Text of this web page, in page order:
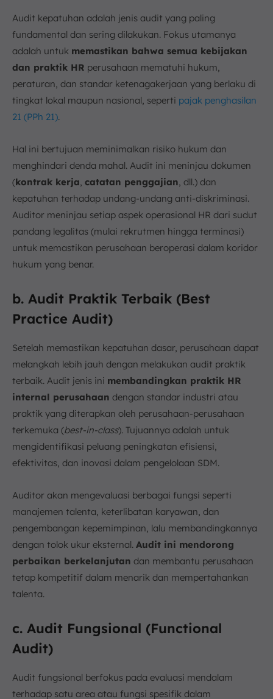
Audit kepatuhan adalah jenis audit yang paling
fundamental dan sering dilakukan. Fokus utamanya
adalah untuk memastikan bahwa semua kebijakan
dan praktik HR perusahaan mematuhi hukum,
peraturan, dan standar ketenagakerjaan yang berlaku di
tingkat lokal maupun nasional, seperti pajak penghasilan
21 (PPh 21).
Hal ini bertujuan meminimalkan risiko hukum dan
menghindari denda mahal. Audit ini meninjau dokumen
(kontrak kerja, catatan penggajian, dll.) dan
kepatuhan terhadap undang-undang anti-diskriminasi.
Auditor meninjau setiap aspek operasional HR dari sudut
pandang legalitas (mulai rekrutmen hingga terminasi)
untuk memastikan perusahaan beroperasi dalam koridor
hukum yang benar.
b. Audit Praktik Terbaik (Best
Practice Audit)
Setelah memastikan kepatuhan dasar, perusahaan dapat
melangkah lebih jauh dengan melakukan audit praktik
terbaik. Audit jenis ini membandingkan praktik HR
internal perusahaan dengan standar industri atau
praktik yang diterapkan oleh perusahaan-perusahaan
terkemuka (best-in-class). Tujuannya adalah untuk
mengidentifikasi peluang peningkatan efisiensi,
efektivitas, dan inovasi dalam pengelolaan SDM.
Auditor akan mengevaluasi berbagai fungsi seperti
manajemen talenta, keterlibatan karyawan, dan
pengembangan kepemimpinan, lalu membandingkannya
dengan tolok ukur eksternal. Audit ini mendorong
perbaikan berkelanjutan dan membantu perusahaan
tetap kompetitif dalam menarik dan mempertahankan
talenta.
c. Audit Fungsional (Functional
Audit)
Audit fungsional berfokus pada evaluasi mendalam
terhadap satu area atau fungsi spesifik dalam